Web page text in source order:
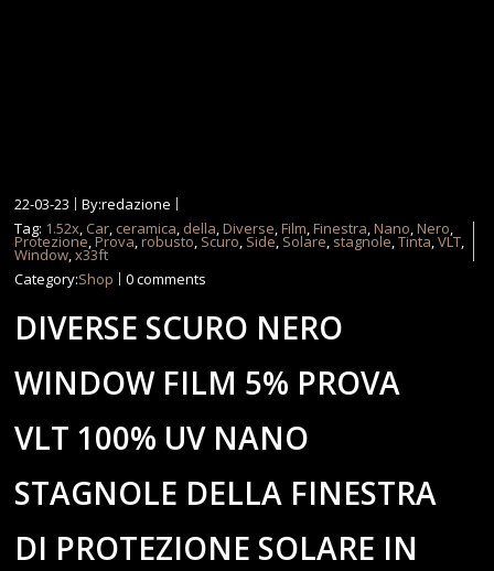
22-03-23
By:redazione
Tag: 1.52x, Car, ceramica, della,Diverse,Film,Finestra,Nano,Nero,
Protezione,Prova,robusto, Scuro, Side, Solare, stagnole,Tinta,VLT,
Window,x33ft
Category:Shop 0 comments
DIVERSE SCURO NERO
WINDOW FILM 5% PROVA
VLT 100% UV NANO
STAGNOLE DELLA FINESTRA
DI PROTEZIONE SOLARE IN